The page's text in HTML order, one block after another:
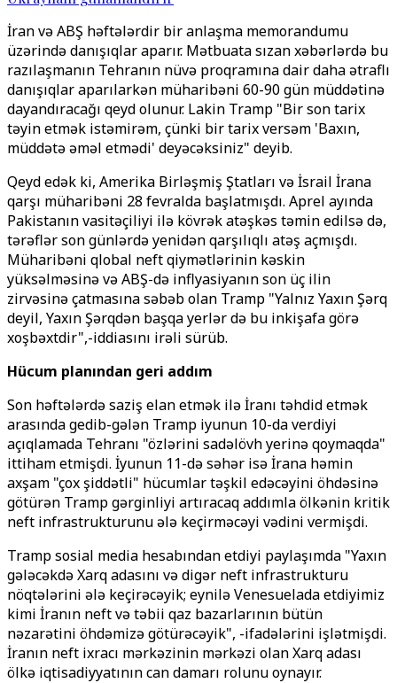
İran və ABŞ həftələrdir bir anlaşma memorandumu
üzərində danışıqlar aparır. Mətbuata sızan xəbərlərdə bu
razılaşmanın Tehranın nüvə proqramına dair daha ətraflı
danışıqlar aparılarkən müharibəni 60-90 gün müddətinə
dayandıracağı qeyd olunur. Lakin Tramp "Bir son tarix
təyin etmək istəmirəm, çünki bir tarix versəm 'Baxın,
müddətə əməl etmədi' deyəcəksiniz" deyib.
Qeyd edək ki, Amerika Birləşmiş Ştatları və İsrail İrana
qarşı müharibəni 28 fevralda başlatmışdı. Aprel ayında
Pakistanın vasitəçiliyi ilə kövrək atəşkəs təmin edilsə də,
tərəflər son günlərdə yenidən qarşılıqlı atəş açmışdı.
Müharibəni qlobal neft qiymətlərinin kəskin
yüksəlməsinə və ABŞ-də inflyasiyanın son üç ilin
zirvəsinə çatmasına səbəb olan Tramp "Yalnız Yaxın Şərq
deyil, Yaxın Şərqdən başqa yerlər də bu inkişafa görə
xoşbəxtdir",-iddiasını irəli sürüb.
Hücum planından geri addım
Son həftələrdə saziş elan etmək ilə İranı təhdid etmək
arasında gedib-gələn Tramp iyunun 10-da verdiyi
açıqlamada Tehranı "özlərini sadəlövh yerinə qoymaqda"
ittiham etmişdi. İyunun 11-də səhər isə İrana həmin
axşam "çox şiddətli" hücumlar təşkil edəcəyini öhdəsinə
götürən Tramp gərginliyi artıracaq addımla ölkənin kritik
neft infrastrukturunu ələ keçirməcəyi vədini vermişdi.
Tramp sosial media hesabından etdiyi paylaşımda "Yaxın
gələcəkdə Xarq adasını və digər neft infrastrukturu
nöqtələrini ələ keçirəcəyik; eynilə Venesuelada etdiyimiz
kimi İranın neft və təbii qaz bazarlarının bütün
nəzarətini öhdəmizə götürəcəyik", -ifadələrini işlətmişdi.
İranın neft ixracı mərkəzinin mərkəzi olan Xarq adası
ölkə iqtisadiyyatının can damarı rolunu oynayır.